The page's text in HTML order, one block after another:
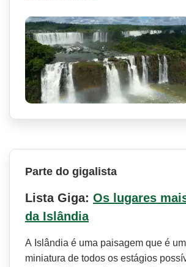
Parte do gigalista
Lista Giga: Os lugares
da Islândia
A Islândia é uma paisagem que é
miniatura de todos os estágios